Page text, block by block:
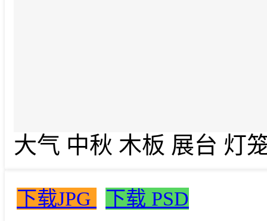
大气 中秋 木板 展台 灯
下载JPG 下载 PSD